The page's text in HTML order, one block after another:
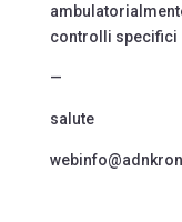
controlli specifici
—
salute